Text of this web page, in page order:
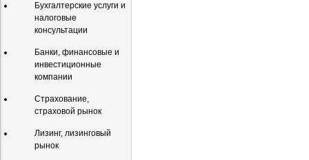
Бухгалтерские услуги и
налоговые
консультации
Банки, финансовые и
инвестиционные
компании
Страхование,
страховой рынок
Лизинг, лизинговый
рынок